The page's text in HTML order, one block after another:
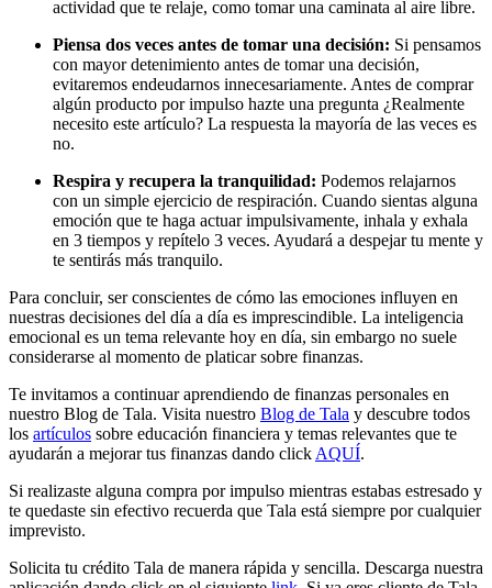
actividad que te relaje, como tomar una caminata al aire libre.
Piensa dos veces antes de tomar una decisión: Si pensamos
con mayor detenimiento antes de tomar una decisión,
evitaremos endeudarnos innecesariamente. Antes de comprar
algún producto por impulso hazte una pregunta ¿Realmente
necesito este artículo? La respuesta la mayoría de las veces es
no.
Respira y recupera la tranquilidad: Podemos relajarnos
con un simple ejercicio de respiración. Cuando sientas alguna
emoción que te haga actuar impulsivamente, inhala y exhala
en 3 tiempos y repítelo 3 veces. Ayudará a despejar tu mente y
te sentirás más tranquilo.
Para concluir, ser conscientes de cómo las emociones influyen en
nuestras decisiones del día a día es imprescindible. La inteligencia
emocional es un tema relevante hoy en día, sin embargo no suele
considerarse al momento de platicar sobre finanzas.
Te invitamos a continuar aprendiendo de finanzas personales en
nuestro Blog de Tala. Visita nuestro Blog de Tala y descubre todos
los artículos sobre educación financiera y temas relevantes que te
ayudarán a mejorar tus finanzas dando click AQUÍ.
Si realizaste alguna compra por impulso mientras estabas estresado y
te quedaste sin efectivo recuerda que Tala está siempre por cualquier
imprevisto.
Solicita tu crédito Tala de manera rápida y sencilla. Descarga nuestra